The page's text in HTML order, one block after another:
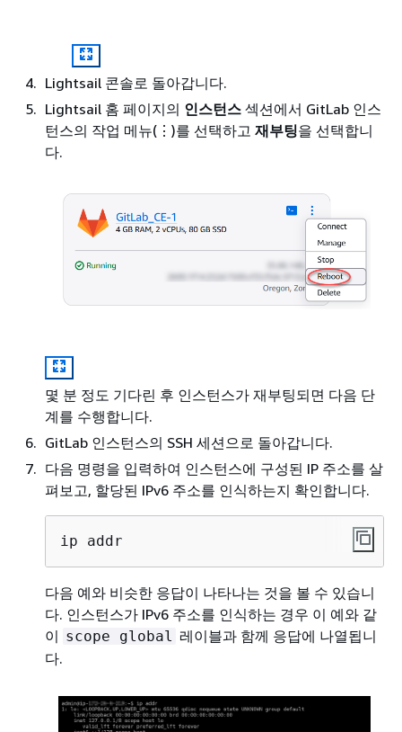
Lightsail 콘솔로 돌아갑니다.
Lightsail 홈 페이지의 인스턴스 섹션에서 GitLab 인스
턴스의 작업 메뉴(⋮)를 선택하고 재부팅을 선택합니
다.
몇 분 정도 기다린 후 인스턴스가 재부팅되면 다음 단
계를 수행합니다.
GitLab 인스턴스의 SSH 세션으로 돌아갑니다.
다음 명령을 입력하여 인스턴스에 구성된 IP 주소를 살
펴보고, 할당된 IPv6 주소를 인식하는지 확인합니다.
ip addr
다음 예와 비슷한 응답이 나타나는 것을 볼 수 있습니
다. 인스턴스가 IPv6 주소를 인식하는 경우 이 예와 같
이 scope global 레이블과 함께 응답에 나열됩니
다.